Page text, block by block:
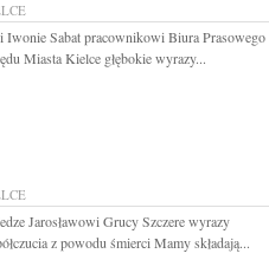
Iwonie Sabat pracownikowi Biura Prasowego
Miasta Kielce głębokie wyrazy...
Jarosławowi Grucy Szczere wyrazy
z powodu śmierci Mamy składają...